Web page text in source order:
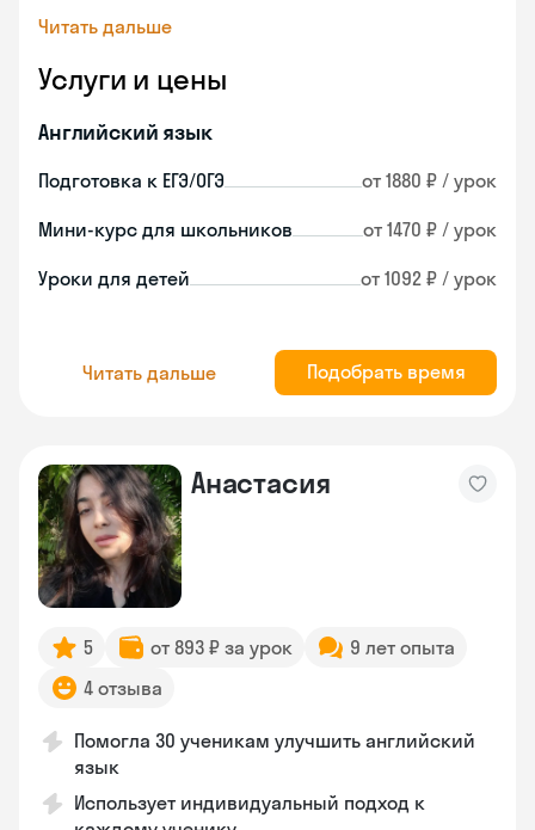
Читать дальше
Услуги и цены
Английский язык
Подготовка к ЕГЭ/ОГЭ от 1880 ₽ / урок
Мини-курс для школьников от 1470 ₽ / урок
Уроки для детей от 1092 ₽ / урок
Читать дальше Подобрать время
Анастасия
5 от 893 ₽ за урок
9 лет опыта
4 отзыва
Помогла 30 ученикам улучшить английский
язык
Использует индивидуальный подход к